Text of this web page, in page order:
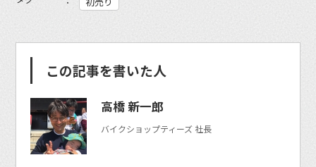
この記事を書いた人
高橋 新一郎
バイクショップティーズ 社長